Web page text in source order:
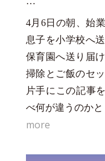
4月6日の朝、始
息子を小学校へ
保育園へ送り届
掃除とご飯のセ
片手にこの記事
べ何が違うのか
more